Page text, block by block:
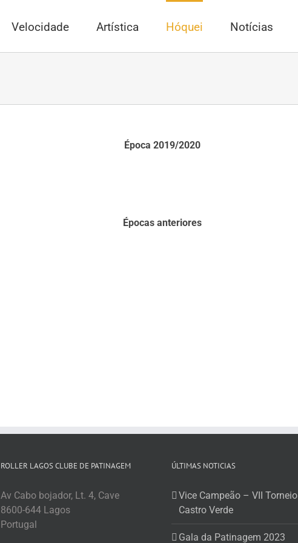
Velocidade Artística Hóquei Notícias
Época 2019/2020
Épocas anteriores
ROLLER LAGOS CLUBE DE PATINAGEM
Av Cabo bojador, Lt. 4, Cave
8600-644 Lagos
Portugal
ÚLTIMAS NOTICIAS
Vice Campeão – VII Torneio
Castro Verde
Gala da Patinagem 2023